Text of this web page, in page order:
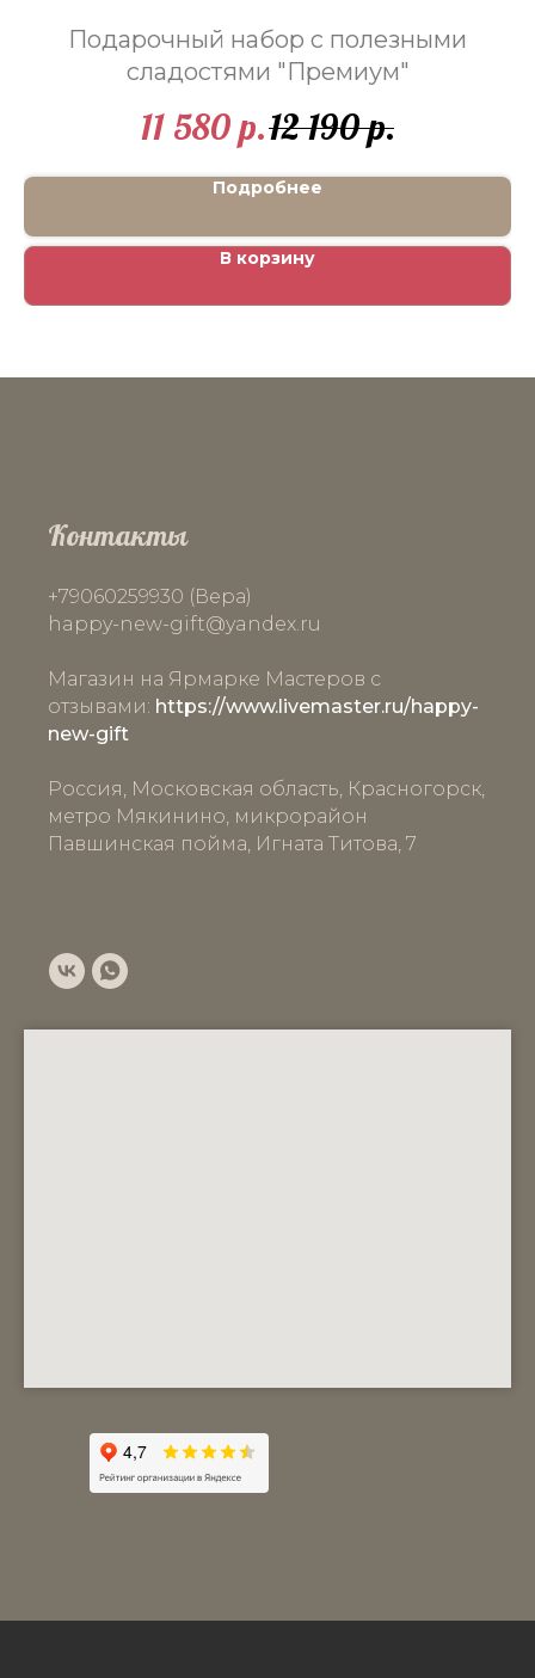
Подарочный набор с полезными
сладостями "Премиум"
11 580р.12 190р.
Подробнее
В корзину
Контакты
+79060259930 (Вера)
happy-new-gift@yandex.ru
Магазин на Ярмарке Мастеров с
отзывами: https://www.livemaster.ru/happy-
new-gift
Россия, Московская область, Красногорск,
метро Мякинино, микрорайон
Павшинская пойма, Игната Титова, 7